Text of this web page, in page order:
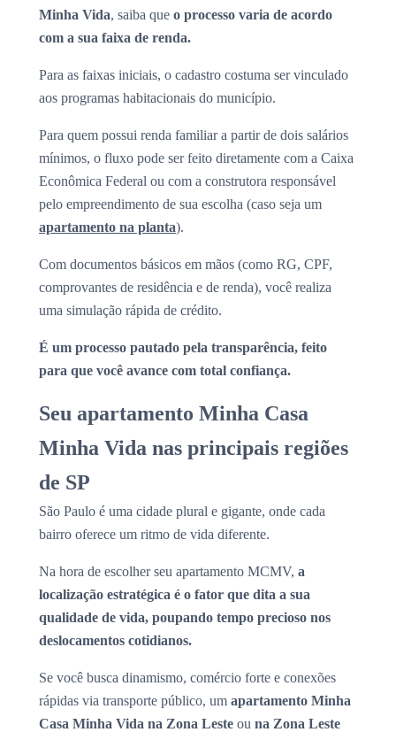
Minha Vida, saiba que o processo varia de acordo
com a sua faixa de renda.
Para as faixas iniciais, o cadastro costuma ser vinculado
aos programas habitacionais do município.
Para quem possui renda familiar a partir de dois salários
mínimos, o fluxo pode ser feito diretamente com a Caixa
Econômica Federal ou com a construtora responsável
pelo empreendimento de sua escolha (caso seja um
apartamento na planta).
Com documentos básicos em mãos (como RG, CPF,
comprovantes de residência e de renda), você realiza
uma simulação rápida de crédito.
É um processo pautado pela transparência, feito
para que você avance com total confiança.
Seu apartamento Minha Casa
Minha Vida nas principais regiões
de SP
São Paulo é uma cidade plural e gigante, onde cada
bairro oferece um ritmo de vida diferente.
Na hora de escolher seu apartamento MCMV, a
localização estratégica é o fator que dita a sua
qualidade de vida, poupando tempo precioso nos
deslocamentos cotidianos.
Se você busca dinamismo, comércio forte e conexões
rápidas via transporte público, um apartamento Minha
Casa Minha Vida na Zona Leste ou na Zona Leste